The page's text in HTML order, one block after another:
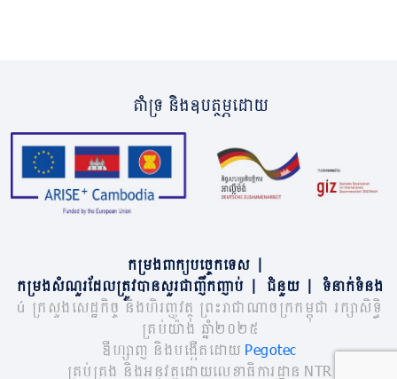
គាំទ្រ និងឧបត្ថម្ភដោយ
កម្រងពាក្យបច្ចេកទេស
កម្រងសំណួរដែលត្រូវបានសួរជាញឹកញាប់
ជំនួយ
ទំនាក់ទំនង
© ក្រសួងសេដ្ឋកិច្ច និងហិរញ្ញវត្ថុ ព្រះរាជាណាចក្រកម្ពុជា រក្សាសិទ្ធិ
គ្រប់យ៉ាង ឆ្នាំ២០២៥
ឌីហ្សាញ និងបង្កើតដោយ Pegotec
គ្រប់គ្រង និងអនុវត្តដោយលេខាធិការដ្ឋាន NTR